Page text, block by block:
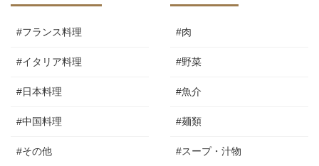
#フランス料理
#イタリア料理
#日本料理
#中国料理
#その他
#肉
#野菜
#魚介
#麺類
#スープ・汁物